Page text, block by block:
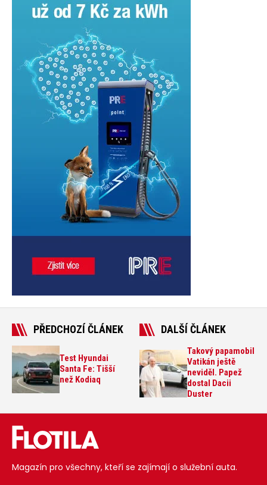
PŘEDCHOZÍ ČLÁNEK
Test Hyundai
Santa Fe: Tišší
než Kodiaq
DALŠÍ ČLÁNEK
Takový papamobil
Vatikán ještě
neviděl. Papež
dostal Dacii
Duster
Magazín pro všechny, kteří se zajímají o služební auta.